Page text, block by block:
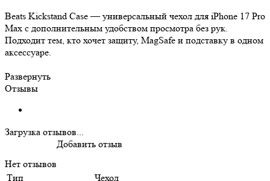
Beats Kickstand Case — универсальный чехол для iPhone 17 Pro
Max с дополнительным удобством просмотра без рук.
Подходит тем, кто хочет защиту, MagSafe и подставку в одном
аксессуаре.
Развернуть
Отзывы
Загрузка отзывов...
Нет отзывов
Добавить отзыв
Тип
Чехол